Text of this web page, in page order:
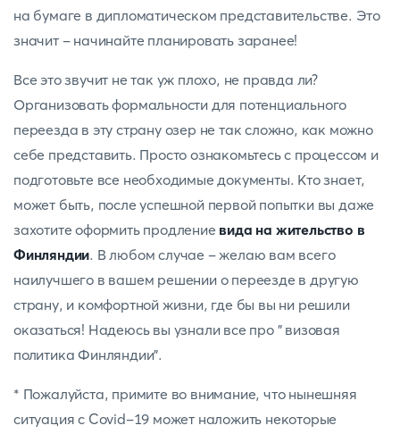
на бумаге в дипломатическом представительстве. Это
значит - начинайте планировать заранее!
Все это звучит не так уж плохо, не правда ли?
Организовать формальности для потенциального
переезда в эту страну озер не так сложно, как можно
себе представить. Просто ознакомьтесь с процессом и
подготовьте все необходимые документы. Кто знает,
может быть, после успешной первой попытки вы даже
захотите оформить продление вида на жительство в
Финляндии. В любом случае - желаю вам всего
наилучшего в вашем решении о переезде в другую
страну, и комфортной жизни, где бы вы ни решили
оказаться! Надеюсь вы узнали все про " визовая
политика Финляндии".
* Пожалуйста, примите во внимание, что нынешняя
ситуация с Covid-19 может наложить некоторые